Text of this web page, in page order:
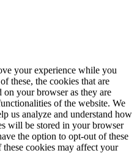
your experience while you
these, the cookies that are
on your browser as they are
of the website. We
us analyze and understand how
will be stored in your browser
the option to opt-out of these
cookies may affect your